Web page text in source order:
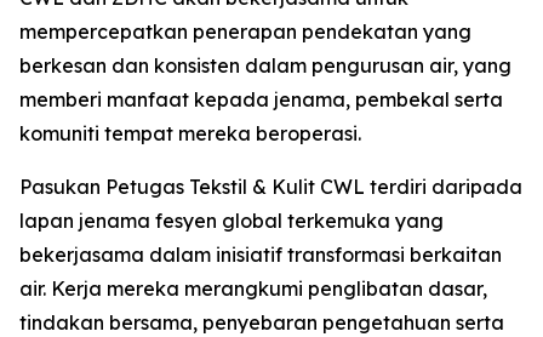
mempercepatkan penerapan pendekatan yang
berkesan dan konsisten dalam pengurusan air, yang
memberi manfaat kepada jenama, pembekal serta
komuniti tempat mereka beroperasi.
Pasukan Petugas Tekstil & Kulit CWL terdiri daripada
lapan jenama fesyen global terkemuka yang
bekerjasama dalam inisiatif transformasi berkaitan
air. Kerja mereka merangkumi penglibatan dasar,
tindakan bersama, penyebaran pengetahuan serta